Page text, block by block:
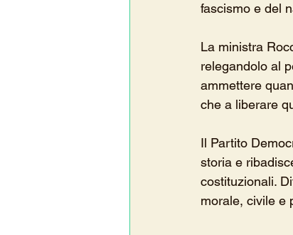
fascismo e del
La ministra
relegandolo al
ammettere
che a liberare
Il Partito
storia e
costituzionali.
morale, civile e